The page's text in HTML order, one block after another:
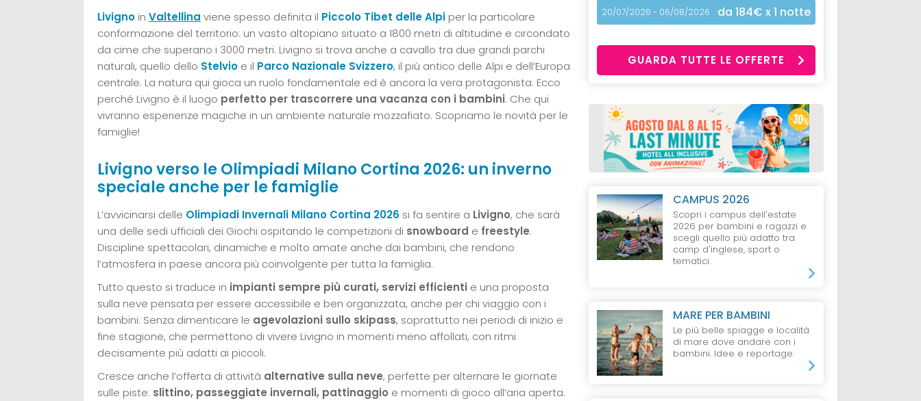
Livigno in Valtellina viene spesso definita il Piccolo Tibet delle Alpi per la particolare
conformazione del territorio: un vasto altopiano situato a 1800 metri di altitudine e circondato
da cime che superano i 3000 metri. Livigno si trova anche a cavallo tra due grandi parchi
naturali, quello dello Stelvio e il Parco Nazionale Svizzero, il più antico delle Alpi e dell’Europa
centrale. La natura qui gioca un ruolo fondamentale ed è ancora la vera protagonista. Ecco
perché Livigno è il luogo perfetto per trascorrere una vacanza con i bambini. Che qui
vivranno esperienze magiche in un ambiente naturale mozzafiato. Scopriamo le novità per le
famiglie!
Livigno verso le Olimpiadi Milano Cortina 2026: un inverno
speciale anche per le famiglie
L’avvicinarsi delle Olimpiadi Invernali Milano Cortina 2026 si fa sentire a Livigno, che sarà
una delle sedi ufficiali dei Giochi ospitando le competizioni di snowboard e freestyle.
Discipline spettacolari, dinamiche e molto amate anche dai bambini, che rendono
l’atmosfera in paese ancora più coinvolgente per tutta la famiglia.
Tutto questo si traduce in impianti sempre più curati, servizi efficienti e una proposta
sulla neve pensata per essere accessibile e ben organizzata, anche per chi viaggio con i
bambini. Senza dimenticare le agevolazioni sullo skipass, soprattutto nei periodi di inizio e
fine stagione, che permettono di vivere Livigno in momenti meno affollati, con ritmi
decisamente più adatti ai piccoli.
Cresce anche l’offerta di attività alternative sulla neve, perfette per alternare le giornate
sulle piste: slittino, passeggiate invernali, pattinaggio e momenti di gioco all’aria aperta.
20/07/2026 - 06/08/2026 da 184€ x 1 notte
GUARDA TUTTE LE OFFERTE
CAMPUS 2026
Scopri i campus dell'estate
2026 per bambini e ragazzi e
scegli quello più adatto tra
camp d'inglese, sport o
tematici.
MARE PER BAMBINI
Le più belle spiagge e località
di mare dove andare con i
bambini. Idee e reportage.